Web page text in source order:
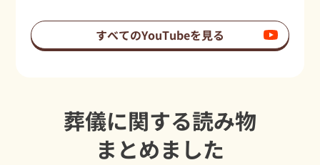
すべてのYouTubeを見る
葬儀に関する読み物
まとめました